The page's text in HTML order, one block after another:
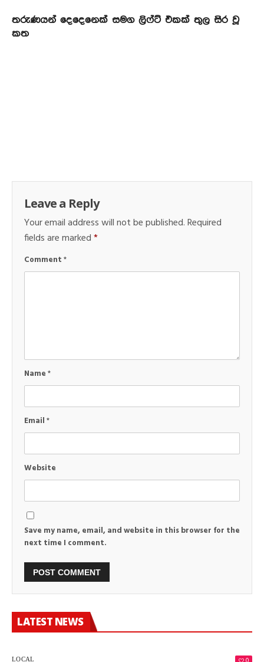
තරුණයන් දෙදෙනෙක් සමග ලිෆ්ට් එකක් තුල සිර වූ
කත
Leave a Reply
Your email address will not be published.Required
fields are marked*
Comment*
Name*
Email*
Website
Save my name, email, and website in this browser for the
next time I comment.
LATEST NEWS
LOCAL